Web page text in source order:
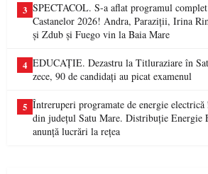
3 SPECTACOL. S-a aflat programul
Castanelor 2026! Andra, Paraziții, Irina
și Zdub și Fuego vin la Baia Mare
4 EDUCAȚIE. Dezastru la Titluraziare în
zece, 90 de candidați au picat examenul
5 Întreruperi programate de energie
din județul Satu Mare. Distribuție Energie
anunță lucrări la rețea